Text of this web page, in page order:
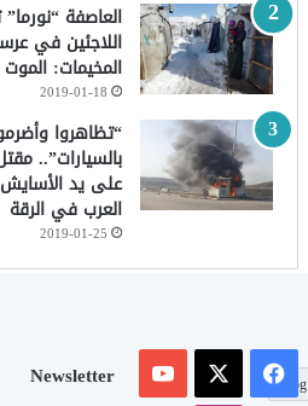
العاصفة
اللاجئين في
المخيمات:
2019-01-18
“تظاهروا
بالسيارات”..
على يد
العرب في الرقة
2019-01-25
blog
فيسبوك
‫X
‫YouTube
Newsletter